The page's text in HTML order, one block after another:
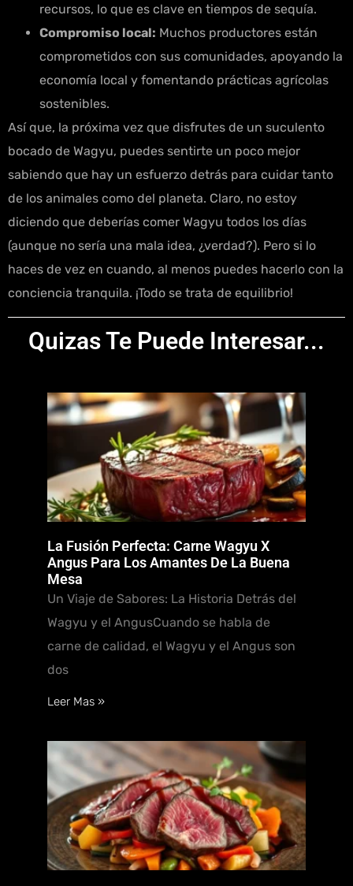
recursos, lo que es clave en tiempos de sequía.
Compromiso local: Muchos productores están
comprometidos con sus comunidades, apoyando la
economía local y fomentando prácticas agrícolas
sostenibles.
Así que, la próxima vez que disfrutes de un suculento
bocado de Wagyu, puedes sentirte un poco mejor
sabiendo que hay un esfuerzo detrás para cuidar tanto
de los animales como del planeta. Claro, no estoy
diciendo que deberías comer Wagyu todos los días
(aunque no sería una mala idea, ¿verdad?). Pero si lo
haces de vez en cuando, al menos puedes hacerlo con la
conciencia tranquila. ¡Todo se trata de equilibrio!
Quizas Te Puede Interesar...
La Fusión Perfecta: Carne Wagyu X
Angus Para Los Amantes De La Buena
Mesa
Un Viaje de Sabores: La Historia Detrás del
Wagyu y el AngusCuando se habla de
carne de calidad, el Wagyu y el Angus son
dos
Leer Mas »